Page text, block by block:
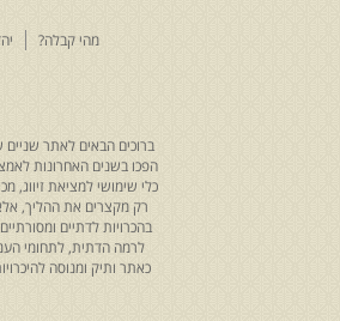
מהי קבלה?
ברוכים הבאים לאתר
הפכו בשנים האחרונות
כלי שימושי למציאת זיווג,
רק מקצרים את ההליך,
בהכרויות לדתיים
לרמה הדתית, לתחומי
כאתר ותיק ומנוסה